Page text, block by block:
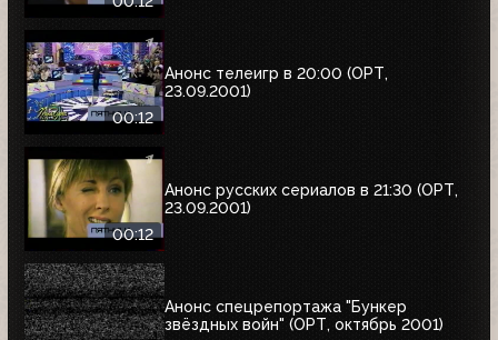
00:12
Анонс телеигр в 20:00 (ОРТ,
23.09.2001)
00:12
Анонс русских сериалов в 21:30 (ОРТ,
23.09.2001)
Анонс спецрепортажа "Бункер
звёздных войн" (ОРТ, октябрь 2001)